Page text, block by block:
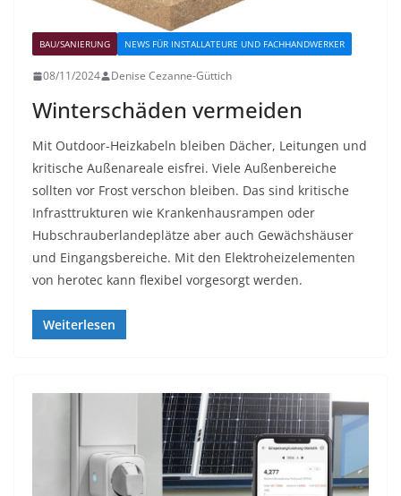
BAU/SANIERUNG NEWS FÜR INSTALLATEURE UND FACHHANDWERKER
08/11/2024 Denise Cezanne-Güttich
Winterschäden vermeiden
Mit Outdoor-Heizkabeln bleiben Dächer, Leitungen und
kritische Außenareale eisfrei. Viele Außenbereiche
sollten vor Frost verschon bleiben. Das sind kritische
Infrasttrukturen wie Krankenhausrampen oder
Hubschrauberlandeplätze aber auch Gewächshäuser
und Eingangsbereiche. Mit den Elektroheizelementen
von herotec kann flexibel vorgesorgt werden.
Weiterlesen